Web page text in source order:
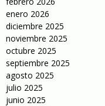
enero 2026
diciembre 2025
noviembre 2025
octubre 2025
septiembre 2025
agosto 2025
julio 2025
junio 2025